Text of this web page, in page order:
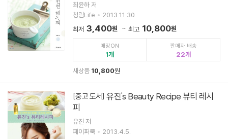
최윤하 저
청림Life
2013.11.30.
최저 3,400원 최고 10,800원
매장ON
1
판매자 배송
22
새상품 10,800원
[중고 도서] 유진's Beauty Recipe 뷰티 레시
피
유진 저
페이퍼북
2013.4.5.